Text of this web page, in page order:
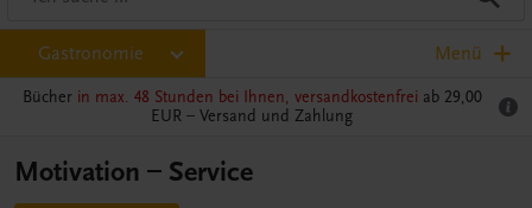
Gastronomie Menü
Bücher in max. 48 Stunden bei Ihnen, versandkostenfrei ab 29,00
EUR – Versand und Zahlung
Motivation – Service